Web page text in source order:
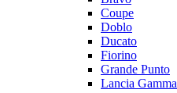
Coupe
Doblo
Ducato
Fiorino
Grande Punto
Lancia Gamma